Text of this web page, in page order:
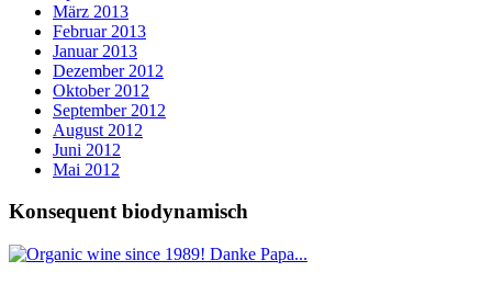
März 2013
Februar 2013
Januar 2013
Dezember 2012
Oktober 2012
September 2012
August 2012
Juni 2012
Mai 2012
Konsequent biodynamisch